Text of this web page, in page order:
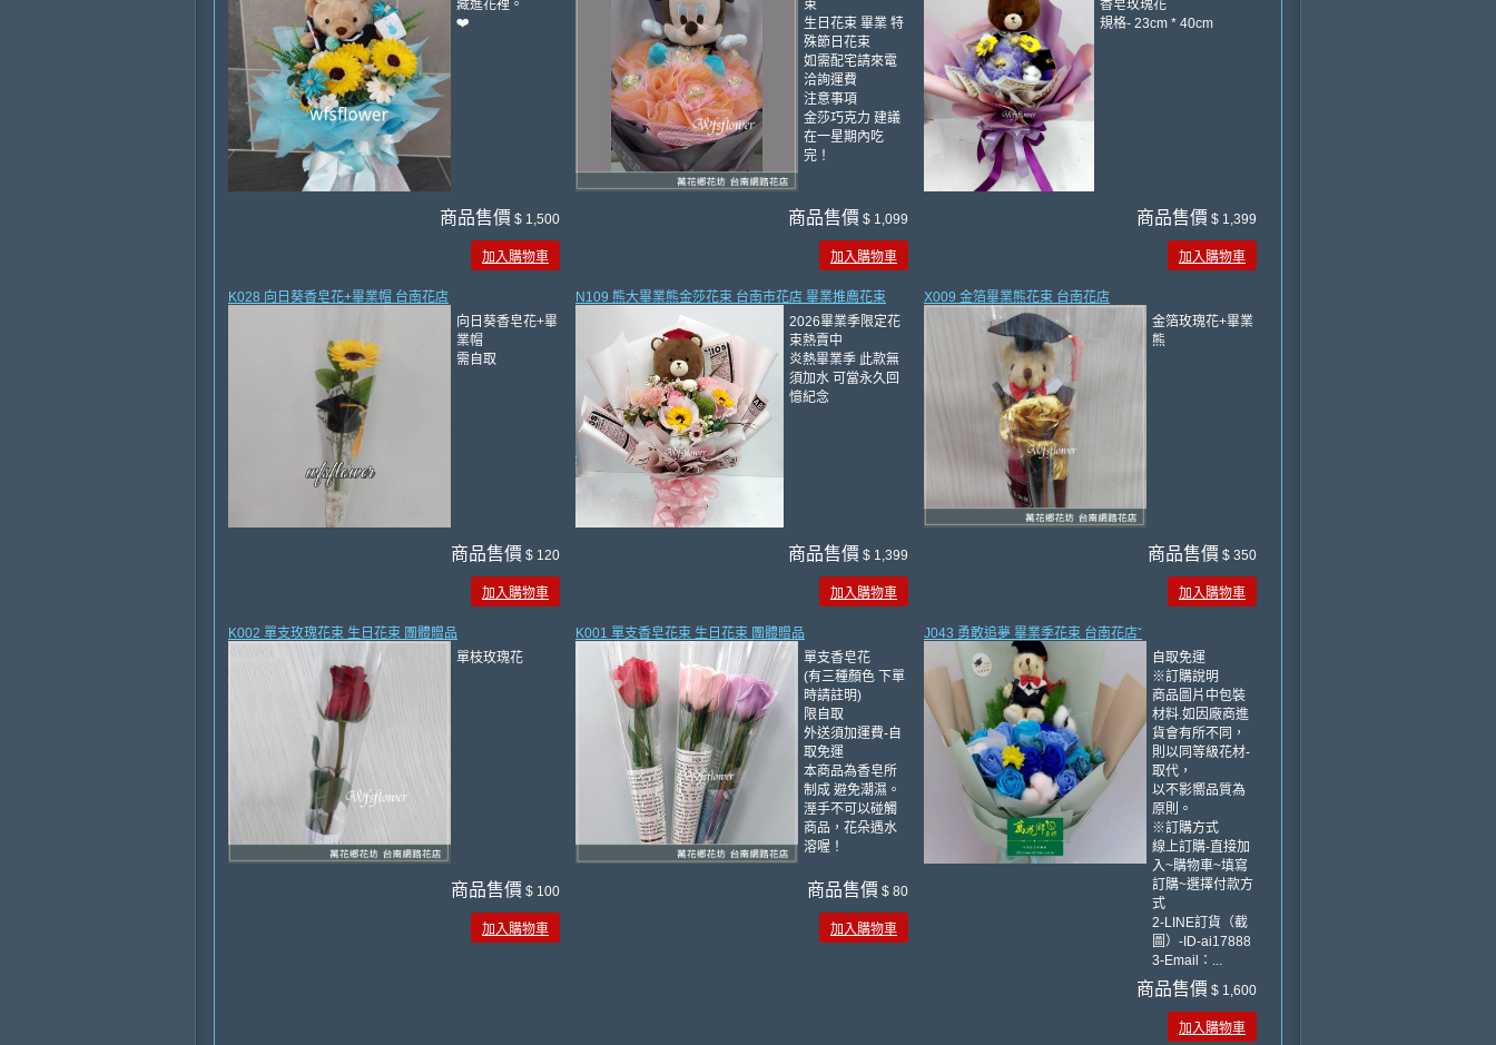
藏進花裡。
❤️
商品售價 $ 1,500
加入購物車
束
生日花束 畢業 特
殊節日花束
如需配宅請來電
洽詢運費
注意事項
金莎巧克力 建議
在一星期內吃
完！
商品售價 $ 1,099
加入購物車
香皂玫瑰花
規格- 23cm * 40cm
商品售價 $ 1,399
加入購物車
K028 向日葵香皂花+畢業帽 台南花店
向日葵香皂花+畢
業帽
需自取
商品售價 $ 120
加入購物車
N109 熊大畢業熊金莎花束 台南市花店 畢業推廌花束
2026畢業季限定花
束熱賣中
炎熱畢業季 此款無
須加水 可當永久回
憶紀念
商品售價 $ 1,399
加入購物車
X009 金箔畢業熊花束 台南花店
金箔玫瑰花+畢業
熊
商品售價 $ 350
加入購物車
K002 單支玫瑰花束 生日花束 團體贈品
單枝玫瑰花
商品售價 $ 100
加入購物車
K001 單支香皂花束 生日花束 團體贈品
單支香皂花
(有三種顏色 下單
時請註明)
限自取
外送須加運費-自
取免運
本商品為香皂所
制成 避免潮濕。
溼手不可以碰觸
商品，花朵遇水
溶喔！
商品售價 $ 80
加入購物車
J043 勇敢追夢 畢業季花束 台南花店ˇ
自取免運
※訂購說明
商品圖片中包裝
材料.如因廠商進
貨會有所不同，
則以同等級花材-
取代，
以不影嚮品質為
原則。
※訂購方式
線上訂購-直接加
入~購物車~填寫
訂購~選擇付款方
式
2-LINE訂貨（截
圖）-ID-ai17888
3-Email：...
商品售價 $ 1,600
加入購物車